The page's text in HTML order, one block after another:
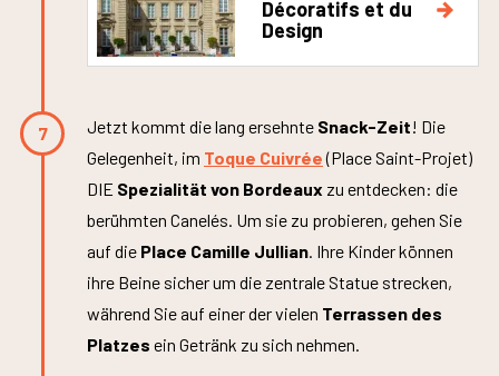
Décoratifs et du
Design
7 Jetzt kommt die lang ersehnte Snack-Zeit! Die
Gelegenheit, im Toque Cuivrée(Place Saint-Projet)
DIE Spezialität von Bordeaux zu entdecken: die
berühmten Canelés. Um sie zu probieren, gehen Sie
auf die Place Camille Jullian. Ihre Kinder können
ihre Beine sicher um die zentrale Statue strecken,
während Sie auf einer der vielen Terrassen des
Platzes ein Getränk zu sich nehmen.